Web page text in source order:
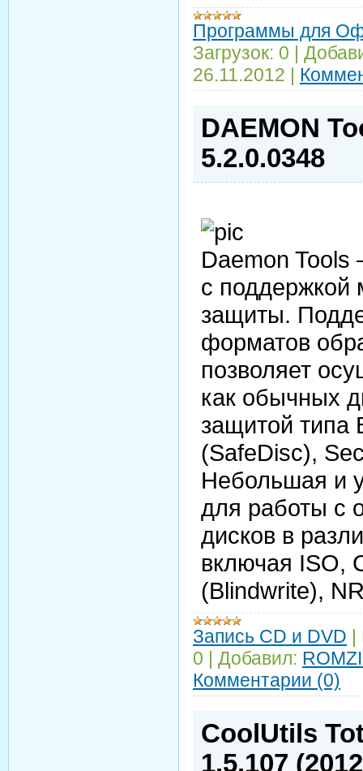
Программы для
Загрузок: 0
26.11.2012
DAEMON
5.2.0.0348
Daemon
с поддержкой
защиты.
форматов
позволяет
как обычных
защитой типа
(SafeDisc),
Небольшая и
для работы с
дисков в
включая ISO,
(Blindwrite),
Запись CD и DVD
0
Добавил:
Комментарии (0)
CoolUtils
1.5.107